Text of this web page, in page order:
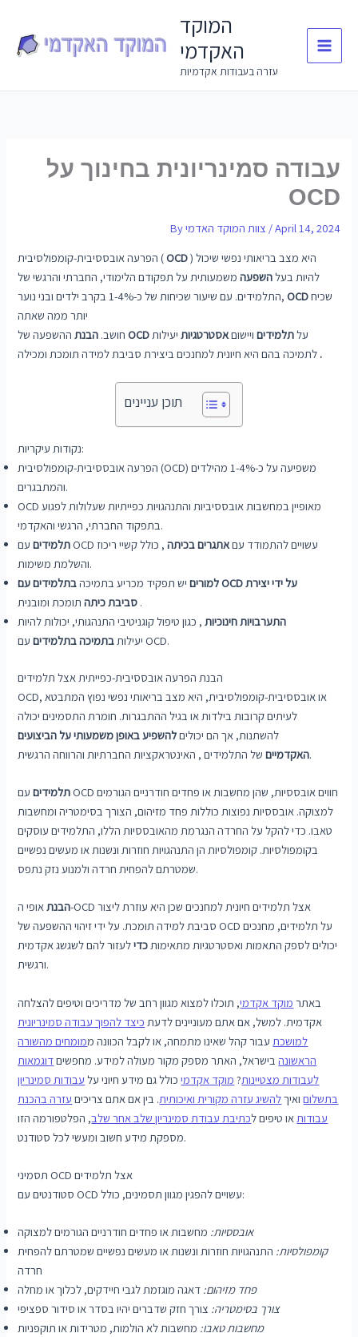
content
המוקד
האקדמי
עזרה בעבודות אקדמיות
עבודה סמינריונית בחינוך על
OCD
By /April 14, 2024
הפרעה אובססיבית-קומפולסיבית ( OCD) היא מצב בריאותי נפשי שיכול
להיות בעלהשפעהמשמעותית על תפקודם הלימודי, החברתי והרגשי של
התלמידים. עם שיעור שכיחות של כ-1-4% בקרב ילדים ובני נוער, OCDשכיח
יותר ממה שאתה
חושב. הבנת OCD עלתלמידיםויישוםאסטרטגיותיעילות
.
תוכן עניינים
נקודות עיקריות:
הפרעה אובססיבית-קומפולסיבית (OCD) משפיעה על כ-1-4% מהילדים
והמתבגרים.
OCD מאופיין במחשבות אובססיביות והתנהגויות כפייתיות שעלולות לפגוע
בתפקוד החברתי, הרגשי והאקדמי.
תלמידים
עם OCD עשויים להתמודד עםאתגריםבכיתה, כולל קשיי ריכוז
והשלמת משימות.
למוריםיש תפקיד מכריע בתמיכהבתלמידים עם OCD על ידי יצירת
סביבתכיתה
תומכת ומובנית .
התערבויות חינוכיות, כגון טיפול קוגניטיבי התנהגותי, יכולות להיות
יעילותבתמיכה בתלמידים עם OCD.
הבנת הפרעה אובססיבית-כפייתית אצל תלמידים
OCD, או אובססיבית-קומפולסיבית, היא מצב בריאותי נפשי נפוץ המתבטא
לעיתים קרובות בילדות או בגיל ההתבגרות. חומרת התסמינים יכולה
להשתנות, אך הם יכוליםלהשפיע באופן משמעותי עלהביצועים
האקדמייםשל התלמידים , האינטראקציות החברתיות והרווחה הרגשית.
תלמידיםעם OCD חווים אובססיות, שהן מחשבות או פחדים חודרניים הגורמים
למצוקה. אובססיות נפוצות כוללות פחד מזיהום, הצורך בסימטריה ומחשבות
טאבו. כדי להקל על החרדה הנגרמת מהאובססיות הללו, התלמידים עוסקים
בקומפולסיות. קומפולסיות הן התנהגויות חוזרות ונשנות או מעשים נפשיים
שמטרתם להפחית חרדה ולמנוע נזק נתפס.
הבנתאופי ה-OCD אצל תלמידים חיונית למחנכים שכן היא עוזרת ליצור
סביבת למידה תומכת. על ידי זיהוי ההשפעה של OCD על תלמידים, מחנכים
יכולים לספק התאמות ואסטרטגיות מתאימותכדילעזור להם לשגשג אקדמית
ורגשית.
באתר מוקד אקדמי, תוכלו למצוא מגוון רחב של מדריכים וטיפים להצלחה
אקדמית. למשל, אם אתם מעוניינים לדעת כיצד להפוך עבודה סמינריונית
למושכת עבור קהל שאינו מתמחה, או לקבל הכוונה ממומחים מהשורה
הראשונהבישראל, האתר מספק מקור מעולה למידע. מחפשיםדוגמאות
לעבודות מצטיינות? מוקד אקדמיכולל גם מידע חיוני על עבודות סמינריון
בתשלוםואיךלהשיג עזרה מקורית ואיכותית. בין אם אתם צריכים עזרה בהכנת
עבודות או טיפים לכתיבת עבודת סמינריון שלב אחר שלב, הפלטפורמה הזו
מספקת מידע חשוב ומעשי לכל סטודנט.
תסמיני OCD אצל תלמידים
סטודנטים עם OCD עשויים להפגין מגוון תסמינים, כולל:
אובססיות: מחשבות או פחדים חודרניים הגורמים למצוקה
קומפולסיות: התנהגויות חוזרות ונשנות או מעשים נפשיים שמטרתם להפחית
חרדה
פחד מזיהום: דאגה מוגזמת לגבי חיידקים, לכלוך או מחלה
צורך בסימטריה: צורך חזק שדברים יהיו בסדר או סידור ספציפי
מחשבות טאבו: מחשבות לא הולמות, מטרידות או תוקפניות